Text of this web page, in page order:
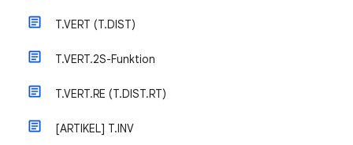
T.VERT (T.DIST)
T.VERT.2S-Funktion
T.VERT.RE (T.DIST.RT)
[ARTIKEL] T.INV